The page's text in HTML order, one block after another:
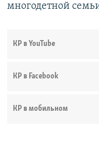
многодетной
КР в YouTube
КР в Facebook
КР в мобильном